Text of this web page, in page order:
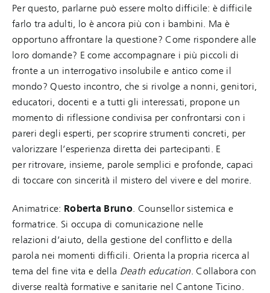
Per questo, parlarne può essere molto difficile: è difficile
farlo tra adulti, lo è ancora più con i bambini. Ma è
opportuno affrontare la questione? Come rispondere alle
loro domande? E come accompagnare i più piccoli di
fronte a un interrogativo insolubile e antico come il
mondo? Questo incontro, che si rivolge a nonni, genitori,
educatori, docenti e a tutti gli interessati, propone un
momento di riflessione condivisa per confrontarsi con i
pareri degli esperti, per scoprire strumenti concreti, per
valorizzare l’esperienza diretta dei partecipanti. E
per ritrovare, insieme, parole semplici e profonde, capaci
di toccare con sincerità il mistero del vivere e del morire.
Animatrice: Roberta Bruno . Counsellor sistemica e
formatrice. Si occupa di comunicazione nelle
relazioni d’aiuto, della gestione del conflitto e della
parola nei momenti difficili. Orienta la propria ricerca al
tema del fine vita e della Death education. Collabora con
diverse realtà formative e sanitarie nel Cantone Ticino.